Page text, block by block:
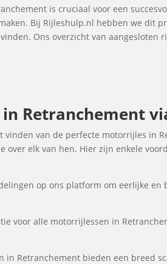
is cruciaal voor een
Bij Rijleshulp.nl hebben we dit
Ons overzicht van aangesloten
Retranchement
van de perfecte motorrijles in
elk van hen. Hier zijn enkele
op ons platform om eerlijke
voor alle motorrijlessen in
in Retranchement bieden een breed